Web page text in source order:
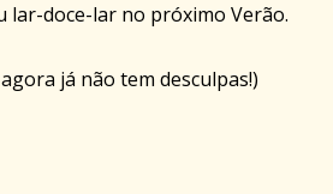
lar-doce-lar no próximo Verão.
já não tem desculpas!)